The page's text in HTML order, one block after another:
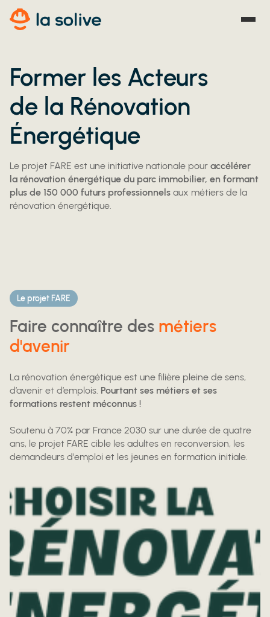
Former les Acteurs
de la Rénovation
Énergétique
Le projet FARE est une initiative nationale pour accélérer
la rénovation énergétique du parc immobilier, en formant
plus de 150 000 futurs professionnels aux métiers de la
rénovation énergétique.
Le projet FARE
Faire connaître des métiers
d'avenir
La rénovation énergétique est une filière pleine de sens,
d’avenir et d’emplois. Pourtant ses métiers et ses
formations restent méconnus !
Soutenu à 70% par France 2030 sur une durée de quatre
ans, le projet FARE cible les adultes en reconversion, les
demandeurs d'emploi et les jeunes en formation initiale.